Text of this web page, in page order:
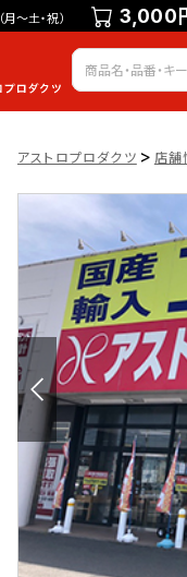
（月～土・祝） 3,000
アストロプロダクツ > 店舗